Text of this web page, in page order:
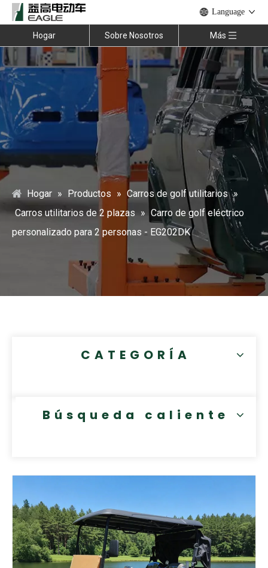
Language
Hogar Sobre Nosotros Más
Hogar » Productos » Carros de golf utilitarios »
Carros utilitarios de 2 plazas » Carro de golf eléctrico
personalizado para 2 personas - EG202DK
CATEGORÍA
Búsqueda caliente